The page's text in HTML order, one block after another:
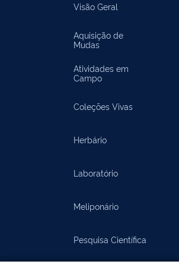
Visão Geral
Aquisição de
Mudas
Atividades em
Campo
Coleções Vivas
Herbário
Laboratório
Meliponário
Pesquisa Científica